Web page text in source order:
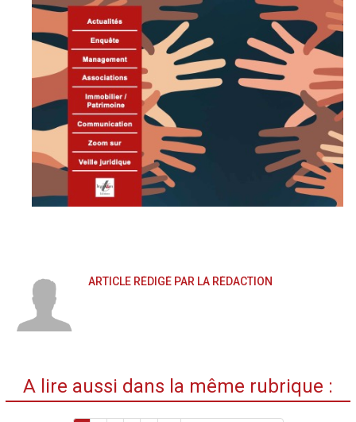
ARTICLE RÉDIGÉ PAR LA RÉDACTION
A lire aussi dans la même rubrique :